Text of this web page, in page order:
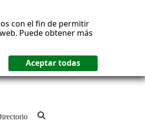
con el fin de permitir
Puede obtener más